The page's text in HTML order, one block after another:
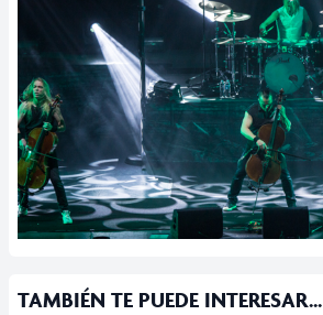
TAMBIÉN TE PUEDE INTERESAR...